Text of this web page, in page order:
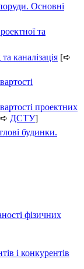
Основні
та
каналізація [➪
проектних
ДСТУ]
будинки.
фізичних
і конкурентів